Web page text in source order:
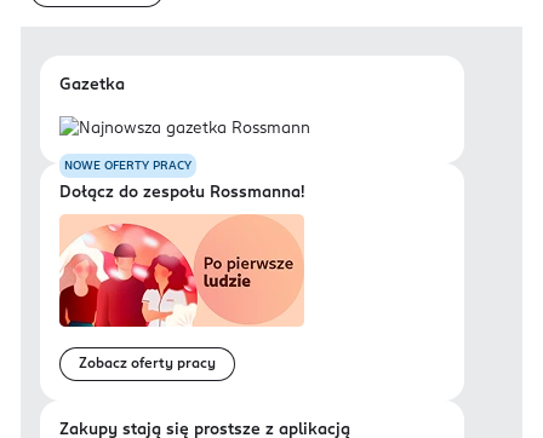
Gazetka
NOWE OFERTY PRACY
Dołącz do zespołu Rossmanna!
Zobacz oferty pracy
Zakupy stają się prostsze z aplikacją